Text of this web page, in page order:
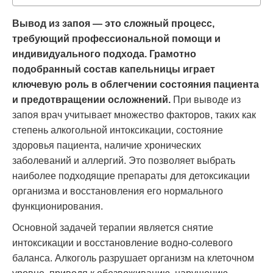
Вывод из запоя — это сложный процесс,
требующий профессиональной помощи и
индивидуального подхода. Грамотно
подобранный состав капельницы играет
ключевую роль в облегчении состояния пациента
и предотвращении осложнений. При выводе из
запоя врач учитывает множество факторов, таких как
степень алкогольной интоксикации, состояние
здоровья пациента, наличие хронических
заболеваний и аллергий. Это позволяет выбрать
наиболее подходящие препараты для детоксикации
организма и восстановления его нормального
функционирования.
Основной задачей терапии является снятие
интоксикации и восстановление водно-солевого
баланса. Алкоголь разрушает организм на клеточном